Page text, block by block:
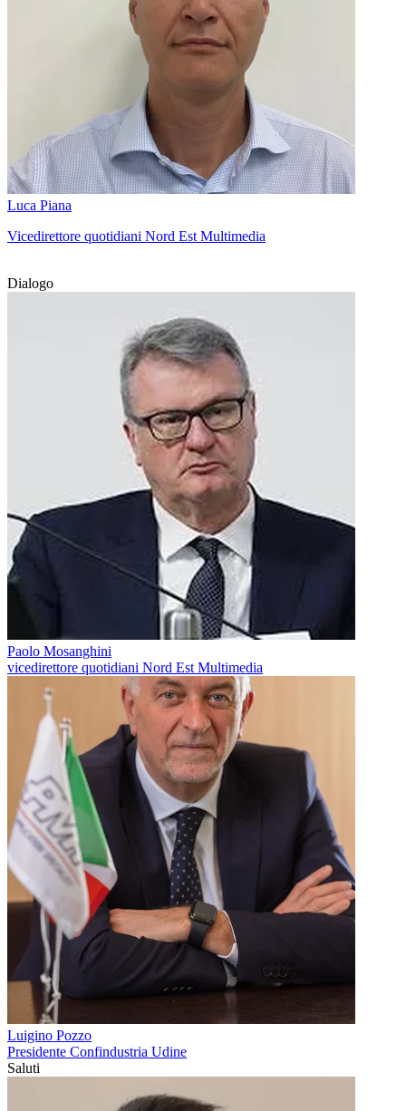
Luca Piana
Vicedirettore quotidiani Nord Est Multimedia
Dialogo
Paolo Mosanghini
vicedirettore quotidiani Nord Est Multimedia
Luigino Pozzo
Presidente Confindustria Udine
Saluti